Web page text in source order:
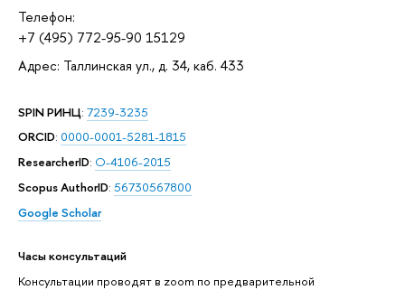
Телефон:
+7 (495) 772-95-90 15129
Адрес: Таллинская ул., д. 34, каб. 433
SPIN РИНЦ: 7239-3235
ORCID: 0000-0001-5281-1815
ResearcherID: O-4106-2015
Scopus AuthorID: 56730567800
Google Scholar
Часы консультаций
Консультации проводят в zoom по предварительной